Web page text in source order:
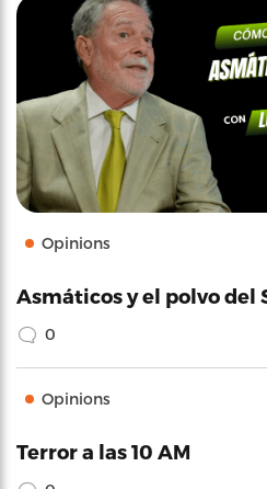
Opinions
Asmáticos y el polvo del
0
Opinions
Terror a las 10 AM